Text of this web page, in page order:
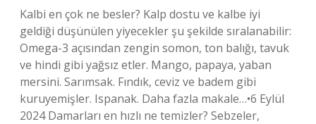
Kalbi en çok ne besler? Kalp dostu ve kalbe iyi
geldiği düşünülen yiyecekler şu şekilde sıralanabilir:
Omega-3 açısından zengin somon, ton balığı, tavuk
ve hindi gibi yağsız etler. Mango, papaya, yaban
mersini. Sarımsak. Fındık, ceviz ve badem gibi
kuruyemişler. Ispanak. Daha fazla makale…•6 Eylül
2024 Damarları en hızlı ne temizler? Sebzeler,